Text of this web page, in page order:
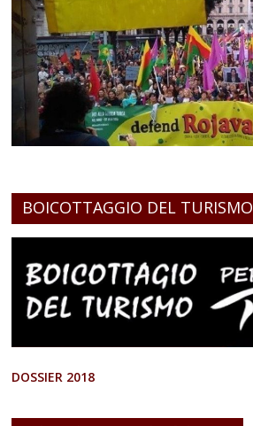
BOICOTTAGGIO DEL TURISMO
DOSSIER 2018